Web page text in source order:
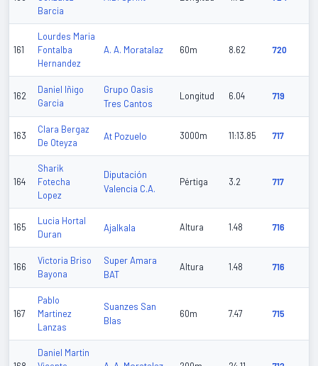
Barcia
161
Lourdes Maria
Fontalba
Hernandez
A. A. Moratalaz 60m 8.62 720
162
Daniel Iñigo
Garcia
Grupo Oasis
Tres Cantos
Longitud 6.04 719
163
Clara Bergaz
De Oteyza
At Pozuelo 3000m 11:13.85 717
164
Sharik
Fotecha
Lopez
Diputación
Valencia C.A.
Pértiga 3.2 717
165
Lucia Hortal
Duran
Ajalkala Altura 1.48 716
166
Victoria Briso
Bayona
Super Amara
BAT
Altura 1.48 716
167
Pablo
Martinez
Lanzas
Suanzes San
Blas
60m 7.47 715
Daniel Martin